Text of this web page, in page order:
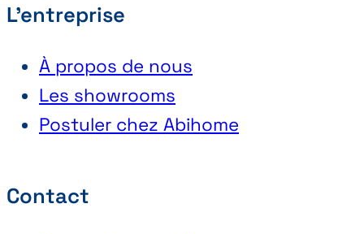
L'entreprise
À propos de nous
Les showrooms
Postuler chez Abihome
Contact